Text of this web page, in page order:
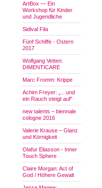
ArtBox — Ein
Workshop für Kinder
und Jugendliche
Sidival Fila
Fünf Schiffe - Ostern
2017
Wolfgang Vetten:
DIMENTICARE
Marc Fromm: Krippe
Achim Freyer: „…und
ein Rauch steigt auf“
new talents – biennale
cologne 2016
Valerie Krause – Glanz
und Körnigkeit
Olafur Eliasson - Inner
Touch Sphere
Claire Morgan: Act of
God / Höhere Gewalt